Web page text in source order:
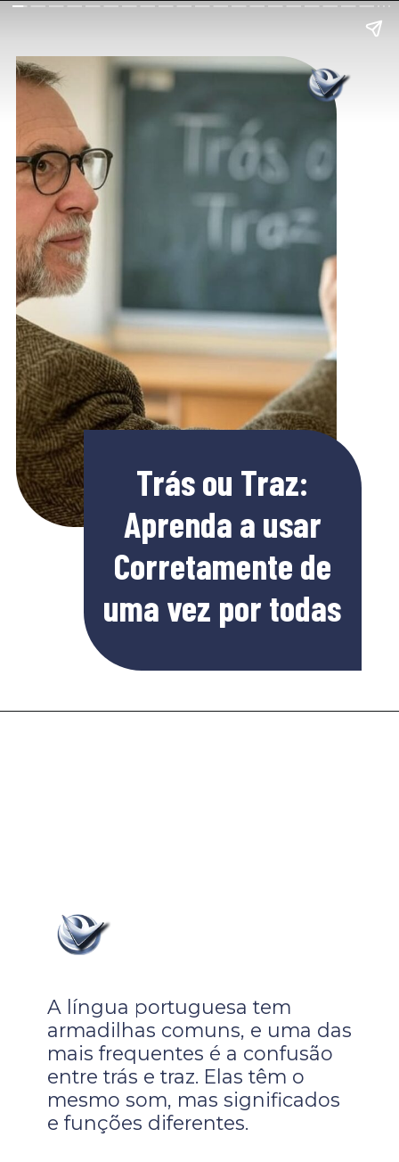
Trás ou Traz:
Aprenda a usar
Corretamente de
uma vez por todas
A língua portuguesa tem
armadilhas comuns, e uma das
mais frequentes é a confusão
entre trás e traz. Elas têm o
mesmo som, mas significados
e funções diferentes.